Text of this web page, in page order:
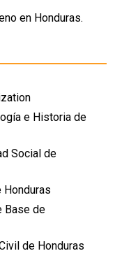
en Honduras.
e Historia de
Social de
Honduras
Base de
de Honduras